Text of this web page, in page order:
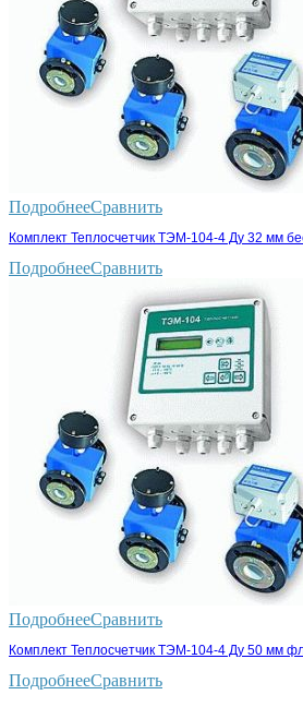
ПодробнееСравнить
Комплект Теплосчетчик ТЭМ-104-4 Ду 32 мм
ПодробнееСравнить
ПодробнееСравнить
Комплект Теплосчетчик ТЭМ-104-4 Ду 50 мм
ПодробнееСравнить